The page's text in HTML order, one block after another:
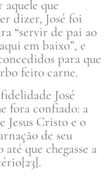
aquele que
dizer, José foi
“servir de pai ao
em baixo”, e
para que
feito carne.
José
fora confiado: a
Jesus Cristo e o
de seu
que chegasse a